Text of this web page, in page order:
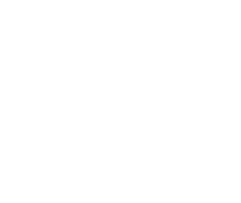
M96
nyomású, 1-állású, forgatható,
pozícióval rendelkezik
elátott